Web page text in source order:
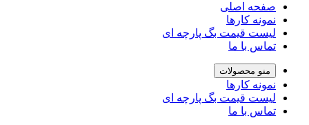
صفحه اصلی
نمونه کارها
لیست قیمت بگ پارچه ای
تماس با ما
منو محصولات
نمونه کارها
لیست قیمت بگ پارچه ای
تماس با ما